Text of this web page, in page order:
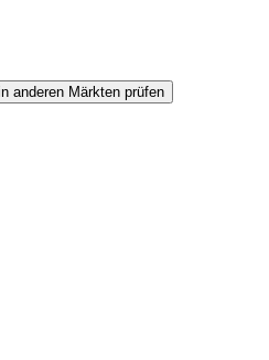
anderen Märkten prüfen